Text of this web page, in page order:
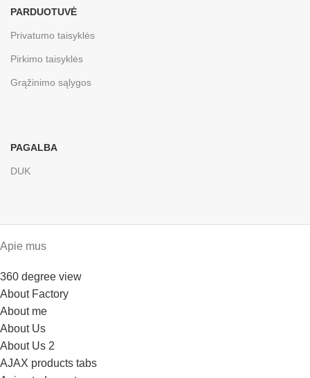
PARDUOTUVĖ
Privatumo taisyklės
Pirkimo taisyklės
Grąžinimo sąlygos
PAGALBA
DUK
Apie mus
360 degree view
About Factory
About me
About Us
About Us 2
AJAX products tabs